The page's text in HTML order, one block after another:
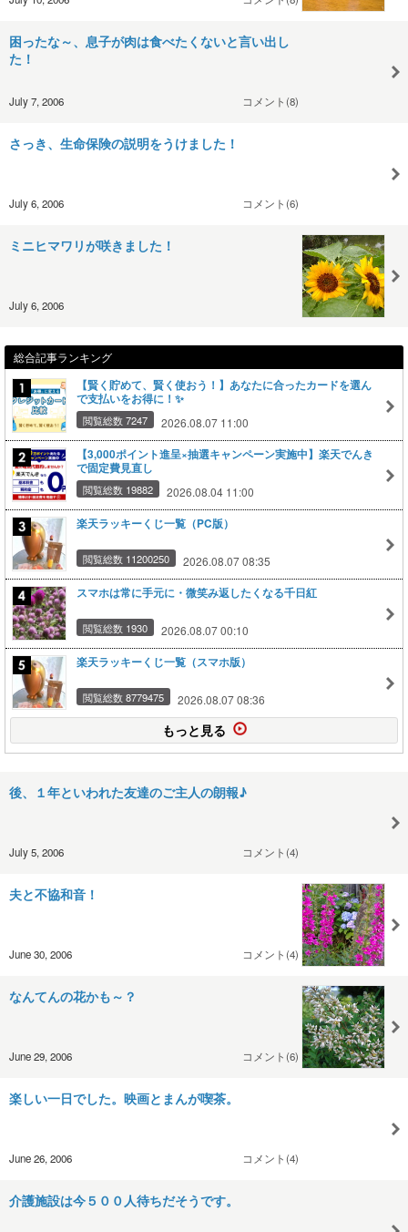
困ったな～、息子が肉は食べたくないと言い出し
た！
July 7, 2006 コメント(8)
さっき、生命保険の説明をうけました！
July 6, 2006 コメント(6)
ミニヒマワリが咲きました！
July 6, 2006
総合記事ランキング
【賢く貯めて、賢く使おう！】あなたに合ったカードを選ん
で支払いをお得に！✨
閲覧総数 7247 2026.08.07 11:00
【3,000ポイント進呈×抽選キャンペーン実施中】楽天でんき
で固定費見直し
閲覧総数 19882 2026.08.04 11:00
楽天ラッキーくじ一覧（PC版）
閲覧総数 11200250 2026.08.07 08:35
スマホは常に手元に・微笑み返したくなる千日紅
閲覧総数 1930 2026.08.07 00:10
楽天ラッキーくじ一覧（スマホ版）
閲覧総数 8779475 2026.08.07 08:36
もっと見る
後、１年といわれた友達のご主人の朗報♪
July 5, 2006 コメント(4)
夫と不協和音！
June 30, 2006 コメント(4)
なんてんの花かも～？
June 29, 2006 コメント(6)
楽しい一日でした。映画とまんが喫茶。
June 26, 2006 コメント(4)
介護施設は今５００人待ちだそうです。